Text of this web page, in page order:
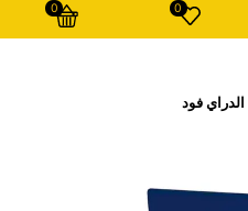
0
0
الدراي فود